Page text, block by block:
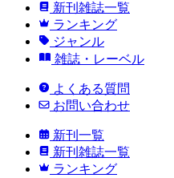
新刊雑誌一覧
ランキング
ジャンル
雑誌・レーベル
よくある質問
お問い合わせ
新刊一覧
新刊雑誌一覧
ランキング